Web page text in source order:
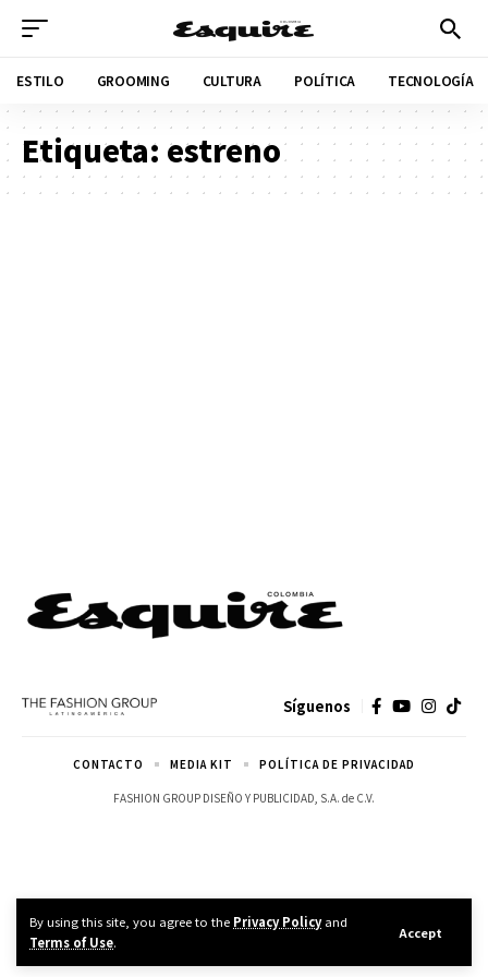
By using this site, you agree to the Privacy Policyand
Terms of Use.
Accept
ESTILO GROOMING CULTURA POLÍTICA TECNOLOGÍA
Etiqueta: estreno
Síguenos
FASHION GROUP DISEÑO Y PUBLICIDAD, S.A. de C.V.
CONTACTO MEDIA KIT POLÍTICA DE PRIVACIDAD